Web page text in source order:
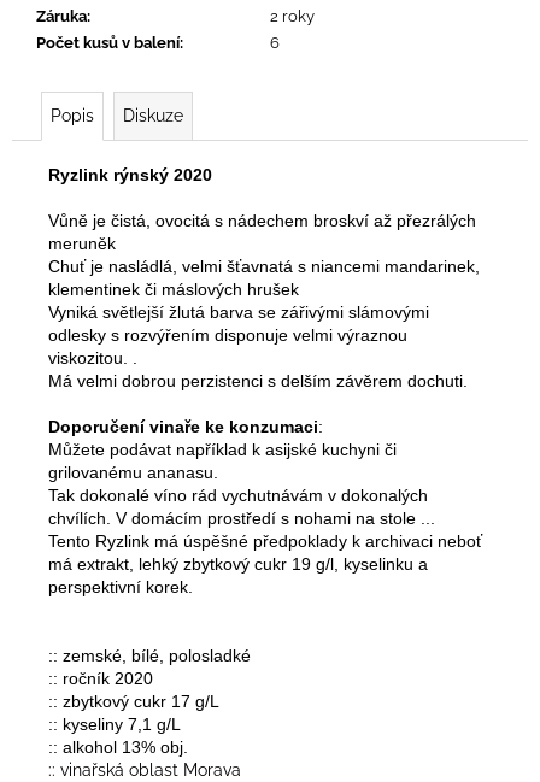
Záruka:
2 roky
Počet kusů v balení: 6
Popis Diskuze
Ryzlink rýnský 2020
Vůně je čistá, ovocitá s nádechem broskví až přezrálých
meruněk
Chuť je nasládlá, velmi šťavnatá s niancemi mandarinek,
klementinek či máslových hrušek
Vyniká světlejší žlutá barva se zářivými slámovými
odlesky s rozvýřením disponuje velmi výraznou
viskozitou. .
Má velmi dobrou perzistenci s delším závěrem dochuti.
Doporučení vinaře ke konzumaci:
Můžete podávat například k asijské kuchyni či
grilovanému ananasu.
Tak dokonalé víno rád vychutnávám v dokonalých
chvílích. V domácím prostředí s nohami na stole ...
Tento Ryzlink má úspěšné předpoklady k archivaci neboť
má extrakt, lehký zbytkový cukr 19 g/l, kyselinku a
perspektivní korek.
:: zemské, bílé, polosladké
:: ročník 2020
:: zbytkový cukr 17 g/L
:: kyseliny 7,1 g/L
:: alkohol 13% obj.
:: vinařská oblast Morava